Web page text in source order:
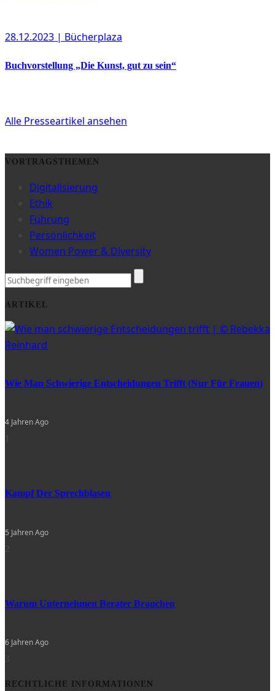
28.12.2023 | Bücherplaza
Buchvorstellung „Die Kunst, gut zu sein“
Alle Presseartikel ansehen
VORTRAGSTHEMEN
Digitalisierung
Ethik
Führung
Persönlichkeit
Women Power & Diversity
ARTIKEL
Wie Man Schwierige Entscheidungen Trifft (nur Für Frauen)
4 Jahren Ago
Kampf Der Sprechblasen
5 Jahren Ago
Warum Unternehmen Berater Brauchen
6 Jahren Ago
RECHTLICHE INFORMATIONEN